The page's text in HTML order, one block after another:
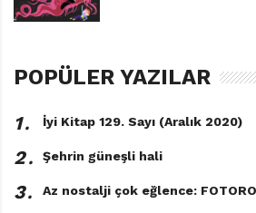
POPÜLER YAZILAR
1․ İyi Kitap 129. Sayı (Aralık 2020)
2․ Şehrin güneşli hali
3․ Az nostalji çok eğlence: